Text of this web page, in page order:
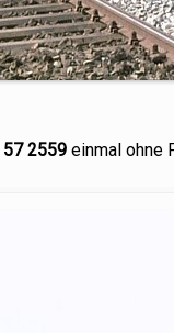
57 2559 einmal ohne